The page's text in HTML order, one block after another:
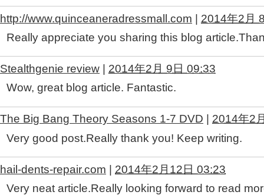
http://www.quinceaneradressmall.com | 2014年2月
Really appreciate you sharing this blog
Stealthgenie review
2014年2月 9日 09:33
Wow, great blog article. Fantastic.
The Big Bang Theory Seasons 1-7 DVD
2014年2
Very good post.Really thank you! Keep writing.
hail-dents-repair.com | 2014年2月12日 03:23
Very neat article.Really looking forward to read